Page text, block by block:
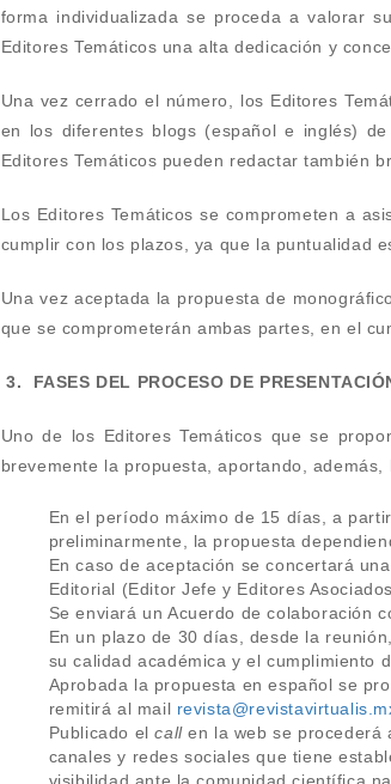
forma individualizada se proceda a valorar
Editores Temáticos una alta dedicación y
Una vez cerrado el número, los Editores
en los diferentes blogs (español e inglés)
Editores Temáticos pueden redactar también
Los Editores Temáticos se comprometen a
cumplir con los plazos, ya que la puntualidad
Una vez aceptada la propuesta de
que se comprometerán ambas partes, en el
3. FASES DEL PROCESO DE
Uno de los Editores Temáticos que se
brevemente la propuesta, aportando,
En el período máximo de 15 días, a
preliminarmente, la propuesta
En caso de aceptación se concertará
Editorial (Editor Jefe y Editores
Se enviará un Acuerdo de colaboración
En un plazo de 30 días, desde la
su calidad académica y el cumplimiento
Aprobada la propuesta en español se
remitirá al mail
Publicado elcallen la web se procederá
canales y redes sociales que tiene